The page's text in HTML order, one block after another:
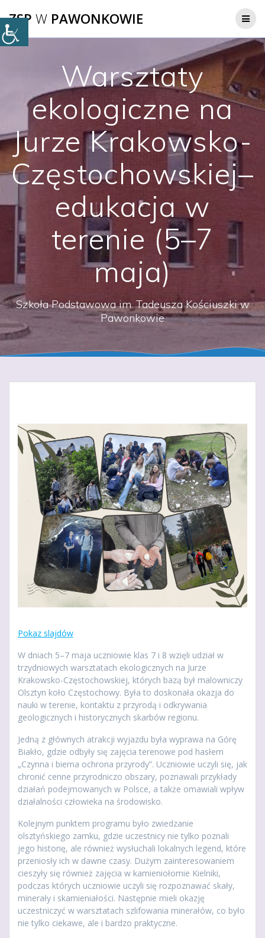
do
ZSP W PAWONKOWIE
Warsztaty
ekologiczne na
Jurze Krakowsko-
Częstochowskiej–
edukacja w
terenie (5–7
maja)
Szkoła Podstawowa im. Tadeusza Kościuszki w
Pawonkowie
Pokaz slajdów
W dniach 5–7 maja uczniowie klas 7 i 8 wzięli udział w
trzydniowych warsztatach ekologicznych na Jurze
Krakowsko-Częstochowskiej, których bazą był malowniczy
Olsztyn koło Częstochowy. Była to doskonała okazja do
nauki w terenie, kontaktu z przyrodą i odkrywania
geologicznych i historycznych skarbów regionu.
Jedną z głównych atrakcji wyjazdu była wyprawa na Górę
Biakło, gdzie odbyły się zajęcia terenowe pod hasłem
„Czynna i bierna ochrona przyrody”. Uczniowie uczyli się, jak
chronić cenne przyrodniczo obszary, poznawali przykłady
działań podejmowanych w Polsce, a także omawiali wpływ
działalności człowieka na środowisko.
Kolejnym punktem programu było zwiedzanie
olsztyńskiego zamku, gdzie uczestnicy nie tylko poznali
jego historię, ale również wysłuchali lokalnych legend, które
przeniosły ich w dawne czasy. Dużym zainteresowaniem
cieszyły się również zajęcia w kamieniołomie Kielniki,
podczas których uczniowie uczyli się rozpoznawać skały,
minerały i skamieniałości. Następnie mieli okazję
uczestniczyć w warsztatach szlifowania minerałów, co było
nie tylko ciekawe, ale i bardzo praktyczne.